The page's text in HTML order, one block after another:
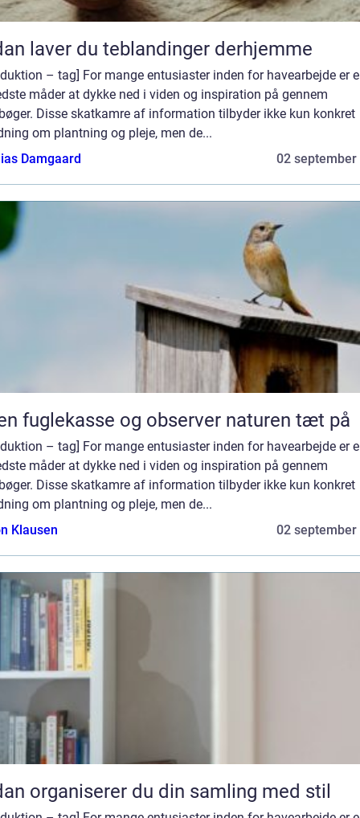
laver du teblandinger derhjemme
– tag] For mange entusiaster inden for havearbejde er
måder at dykke ned i viden og inspiration på gennem
Disse skatkamre af information tilbyder ikke kun konkret
om plantning og pleje, men de...
Damgaard
02 september
fuglekasse og observer naturen tæt på
– tag] For mange entusiaster inden for havearbejde er
måder at dykke ned i viden og inspiration på gennem
Disse skatkamre af information tilbyder ikke kun konkret
om plantning og pleje, men de...
Klausen
02 september
organiserer du din samling med stil